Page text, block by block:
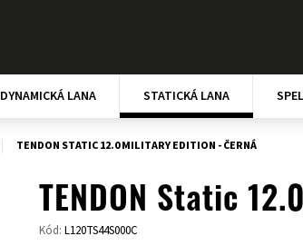
DYNAMICKÁ LANA STATICKÁ LANA
TENDON STATIC 12.0 MILITARY EDITION - ČERNÁ
TENDON Static
Kód:L120TS44S000C